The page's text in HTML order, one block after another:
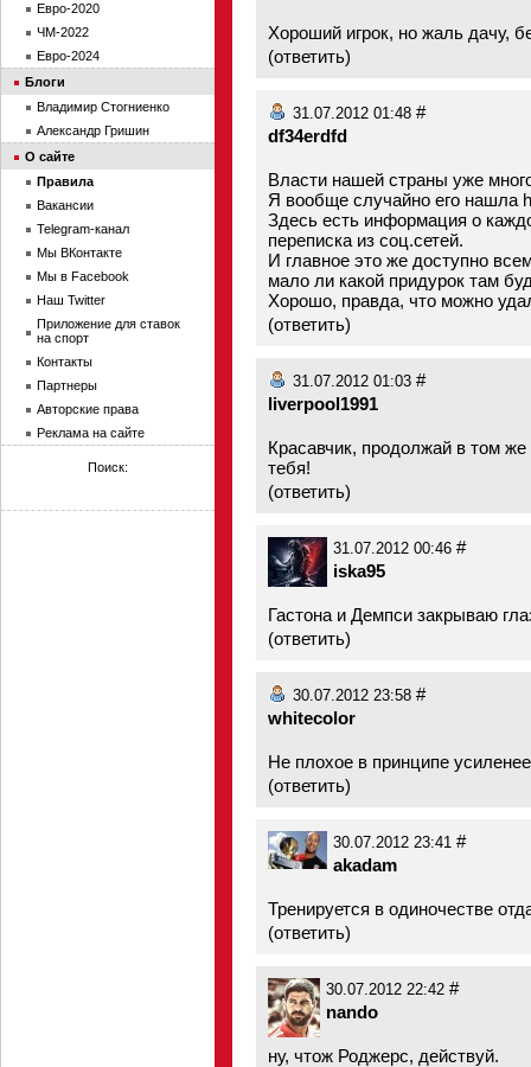
Хороший игрок, но жаль дачу,
(ответить)
31.07.2012 01:48 #
df34erdfd
Власти нашей страны уже
Я вообще случайно его нашла
Здесь есть информация о
переписка из соц.сетей.
И главное это же доступно
мало ли какой придурок там
Хорошо, правда, что можно
(ответить)
31.07.2012 01:03 #
liverpool1991
Красавчик, продолжай в том
тебя!
(ответить)
31.07.2012 00:46 #
iska95
Гастона и Демпси закрываю
(ответить)
30.07.2012 23:58 #
whitecolor
Не плохое в принципе
(ответить)
30.07.2012 23:41 #
akadam
Тренируется в одиночестве
(ответить)
30.07.2012 22:42 #
nando
ну, чтож Роджерс, действуй.
Евро-2020
ЧМ-2022
Евро-2024
Блоги
Владимир Стогниенко
Александр Гришин
О сайте
Правила
Вакансии
Telegram-канал
Мы ВКонтакте
Мы в Facebook
Наш Twitter
Приложение для ставок
на спорт
Контакты
Партнеры
Авторские права
Реклама на сайте
Поиск: